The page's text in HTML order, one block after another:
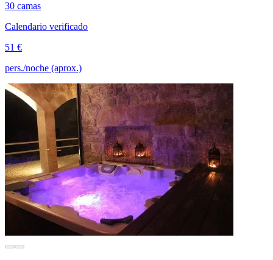
30 camas
Calendario verificado
51 €
pers./noche (aprox.)